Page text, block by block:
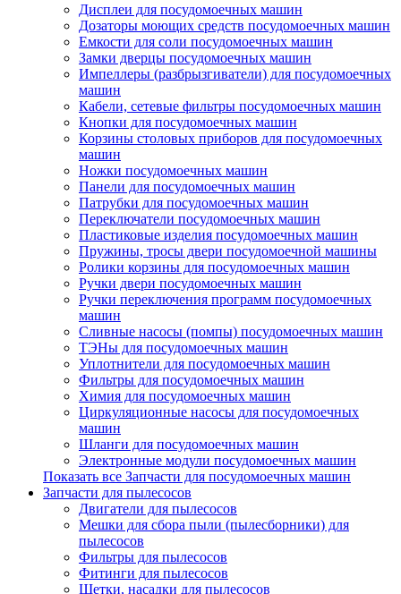
Дисплеи для посудомоечных машин
Дозаторы моющих средств посудомоечных машин
Емкости для соли посудомоечных машин
Замки дверцы посудомоечных машин
Импеллеры (разбрызгиватели) для посудомоечных
машин
Кабели, сетевые фильтры посудомоечных машин
Кнопки для посудомоечных машин
Корзины столовых приборов для посудомоечных
машин
Ножки посудомоечных машин
Панели для посудомоечных машин
Патрубки для посудомоечных машин
Переключатели посудомоечных машин
Пластиковые изделия посудомоечных машин
Пружины, тросы двери посудомоечной машины
Ролики корзины для посудомоечных машин
Ручки двери посудомоечных машин
Ручки переключения программ посудомоечных
машин
Сливные насосы (помпы) посудомоечных машин
ТЭНы для посудомоечных машин
Уплотнители для посудомоечных машин
Фильтры для посудомоечных машин
Химия для посудомоечных машин
Циркуляционные насосы для посудомоечных
машин
Шланги для посудомоечных машин
Электронные модули посудомоечных машин
Показать все Запчасти для посудомоечных машин
Запчасти для пылесосов
Двигатели для пылесосов
Мешки для сбора пыли (пылесборники) для
пылесосов
Фильтры для пылесосов
Фитинги для пылесосов
Щетки, насадки для пылесосов